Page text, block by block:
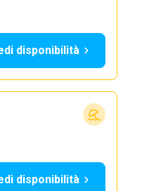
disponibilità
disponibilità